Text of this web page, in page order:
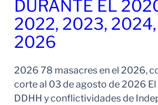
DURANTE EL
2022, 2023,
2026
2026 78 masacres en el 2026,
corte al 03 de agosto de 2026
DDHH y conflictividades de